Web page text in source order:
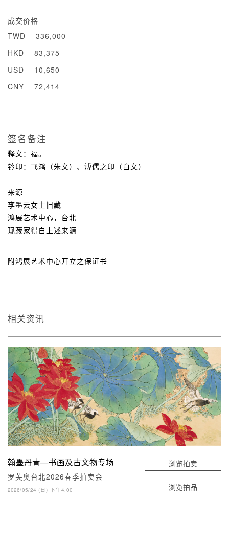
成交价格
TWD
336,000
HKD
83,375
USD
10,650
CNY
72,414
签名备注
释文：福。
钤印：飞鸿（朱文）、溥儒之印（白文）
来源
李墨云女士旧藏
鸿展艺术中心，台北
现藏家得自上述来源
附鸿展艺术中心开立之保证书
相关资讯
翰墨丹青—书画及古文物专场
罗芙奥台北2026春季拍卖会
2026/05/24 (日) 下午4:00
浏览拍卖
浏览拍品